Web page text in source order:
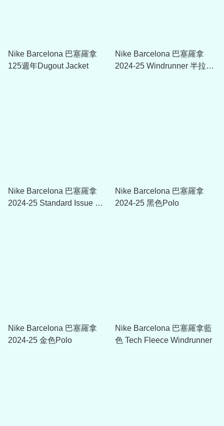
Nike Barcelona 巴塞羅拿
125週年Dugout Jacket
Nike Barcelona 巴塞羅拿
2024-25 Windrunner 半拉鍊
Nike Barcelona 巴塞羅拿
2024-25 Standard Issue 連
Nike Barcelona 巴塞羅拿
2024-25 黑色Polo
Nike Barcelona 巴塞羅拿
2024-25 金色Polo
Nike Barcelona 巴塞羅拿藍
色 Tech Fleece Windrunner